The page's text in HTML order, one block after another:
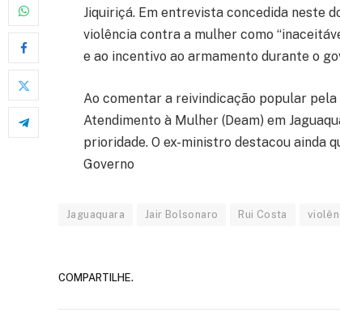
Jiquiriçá. Em entrevista concedida neste
violência contra a mulher como
e ao incentivo ao armamento durante o
Ao comentar a reivindicação popular
Atendimento à Mulher (Deam) em
prioridade. O ex-ministro destacou ainda
Governo
Jaguaquara Jair Bolsonaro Rui Costa
COMPARTILHE.